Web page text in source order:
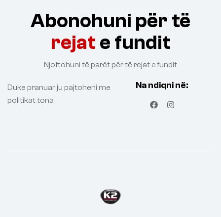
Abonohuni për të
rejat e fundit
Njoftohuni të parët për të rejat e fundit
Duke pranuar ju pajtoheni me
politikat tona
Na ndiqni në: